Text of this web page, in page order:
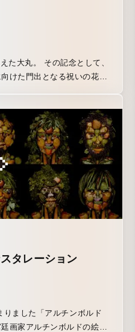
た大丸。 その記念として、
けた門出となる祝いの花が
約 3,000 本の花びらの開閉
で、前に立つ人の姿を感知
、プログラムされた文字や
タレーション
ました「アルチンボルド
画家アルチンボルドの絵画